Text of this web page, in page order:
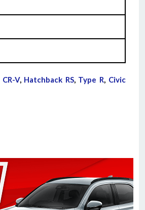
CR-V, Hatchback RS, Type R, Civic